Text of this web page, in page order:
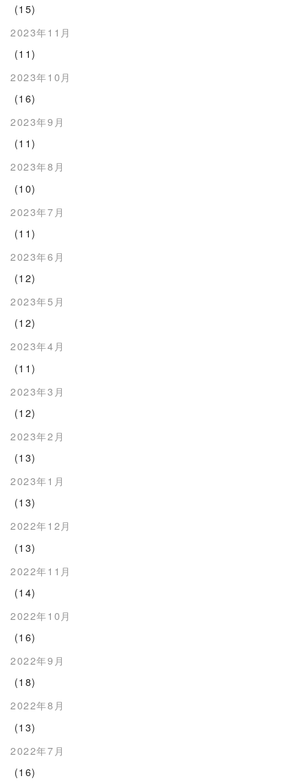
(15)
2023年11月
(11)
2023年10月
(16)
2023年9月
(11)
2023年8月
(10)
2023年7月
(11)
2023年6月
(12)
2023年5月
(12)
2023年4月
(11)
2023年3月
(12)
2023年2月
(13)
2023年1月
(13)
2022年12月
(13)
2022年11月
(14)
2022年10月
(16)
2022年9月
(18)
2022年8月
(13)
2022年7月
(16)